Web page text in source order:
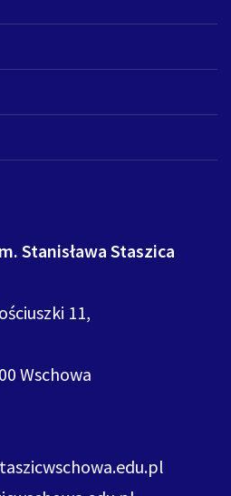
Stanisława Staszica
11,
Wschowa